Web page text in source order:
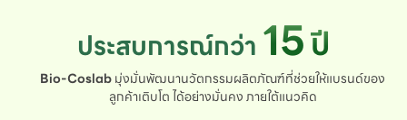
ประสบการณ์กว่า 15ปี
Bio-Coslabมุ่งมั่นพัฒนานวัตกรรมผลิตภัณฑ์ที่ช่วยให้แบรนด์ของ
ลูกค้าเติบโต ได้อย่างมั่นคง ภายใต้แนวคิด